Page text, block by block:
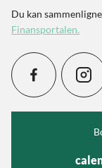
Du kan sammenligne
Finansportalen.